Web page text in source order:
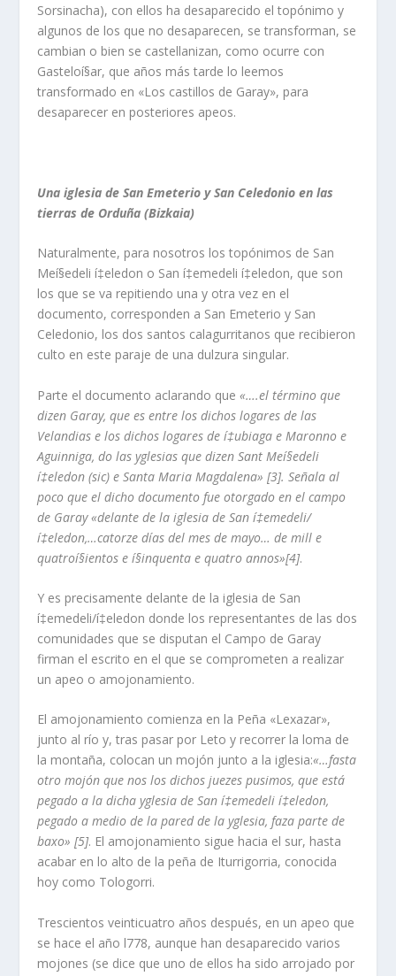
Sorsinacha), con ellos ha desaparecido el topónimo y
algunos de los que no desaparecen, se transforman, se
cambian o bien se castellanizan, como ocurre con
Gasteloí§ar, que años más tarde lo leemos
transformado en «Los castillos de Garay», para
desaparecer en posteriores apeos.
Una iglesia de San Emeterio y San Celedonio en las
tierras de Orduña (Bizkaia)
Naturalmente, para nosotros los topónimos de San
Meí§edeli í‡eledon o San í‡emedeli í‡eledon, que son
los que se va repitiendo una y otra vez en el
documento, corresponden a San Emeterio y San
Celedonio, los dos santos calagurritanos que recibieron
culto en este paraje de una dulzura singular.
Parte el documento aclarando que«….el término que
dizen Garay, que es entre los dichos logares de las
Velandias e los dichos logares de í‡ubiaga e Maronno e
Aguinniga, do las yglesias que dizen Sant Meí§edeli
í‡eledon (sic) e Santa Maria Magdalena» [3]. Señala al
poco que el dicho documento fue otorgado en el campo
de Garay «delante de la iglesia de San í‡emedeli/
í‡eledon,…catorze dí­as del mes de mayo… de mill e
quatroí§ientos e í§inquenta e quatro annos»[4].
Y es precisamente delante de la iglesia de San
í‡emedeli/í‡eledon donde los representantes de las dos
comunidades que se disputan el Campo de Garay
firman el escrito en el que se comprometen a realizar
un apeo o amojonamiento.
El amojonamiento comienza en la Peña «Lexazar»,
junto al rí­o y, tras pasar por Leto y recorrer la loma de
la montaña, colocan un mojón junto a la iglesia:«…fasta
otro mojón que nos los dichos juezes pusimos, que está
pegado a la dicha yglesia de San í‡emedeli í‡eledon,
pegado a medio de la pared de la yglesia, faza parte de
baxo» [5]. El amojonamiento sigue hacia el sur, hasta
acabar en lo alto de la peña de Iturrigorria, conocida
hoy como Tologorri.
Trescientos veinticuatro años después, en un apeo que
se hace el año l778, aunque han desaparecido varios
mojones (se dice que uno de ellos ha sido arrojado por